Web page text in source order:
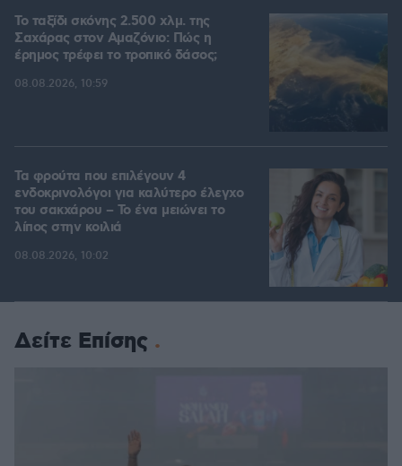
Το ταξίδι σκόνης 2.500 χλμ. της
Σαχάρας στον Αμαζόνιο: Πώς η
έρημος τρέφει το τροπικό δάσος;
08.08.2026, 10:59
Τα φρούτα που επιλέγουν 4
ενδοκρινολόγοι για καλύτερο έλεγχο
του σακχάρου – Το ένα μειώνει το
λίπος στην κοιλιά
08.08.2026, 10:02
Δείτε Επίσης